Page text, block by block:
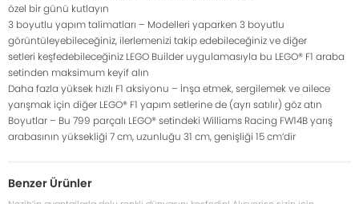
özel bir günü kutlayın
3 boyutlu yapım talimatları – Modelleri yaparken 3 boyutlu
görüntüleyebileceğiniz, ilerlemenizi takip edebileceğiniz ve diğer
setleri keşfedebileceğiniz LEGO Builder uygulamasıyla bu LEGO® F1 araba
setinden maksimum keyif alın
Daha fazla yüksek hızlı F1 aksiyonu – İnşa etmek, sergilemek ve ailece
yarışmak için diğer LEGO® F1 yapım setlerine de (ayrı satılır) göz atın
Boyutlar – Bu 799 parçalı LEGO® setindeki Williams Racing FW14B yarış
arabasının yüksekliği 7 cm, uzunluğu 31 cm, genişliği 15 cm’dir
Benzer Ürünler